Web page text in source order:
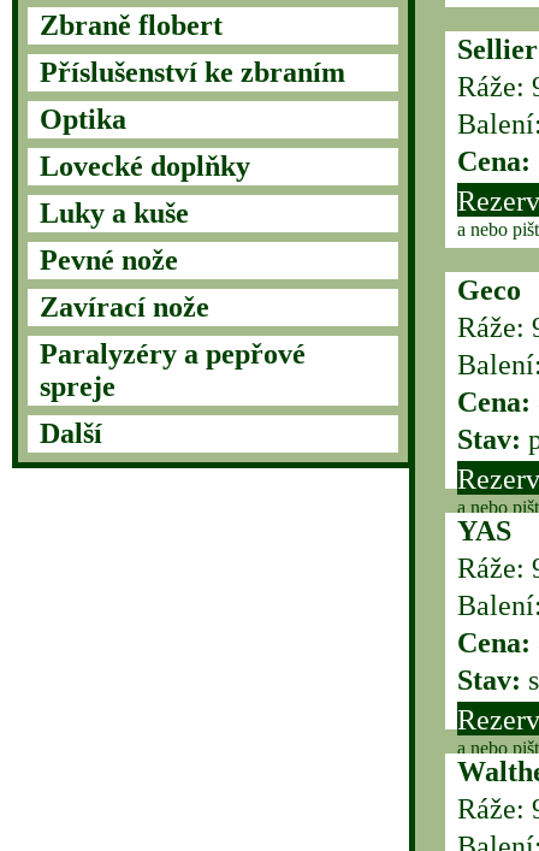
Zbraně flobert
Příslušenství ke zbraním
Optika
Lovecké doplňky
Luky a kuše
Pevné nože
Zavírací nože
Paralyzéry a pepřové
spreje
Další
Ráže:
Cena:
a nebo
Geco
Ráže:
Cena:
Stav:
a nebo
YAS
Ráže:
Cena:
Stav:
a nebo
Ráže: